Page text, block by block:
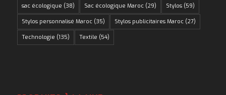
sac écologique (38) Sac écologique Maroc(29) Stylos(59)
Stylos personnalisé Maroc(35) Stylos publicitaires Maroc(27)
Technologie (135) Textile (54)